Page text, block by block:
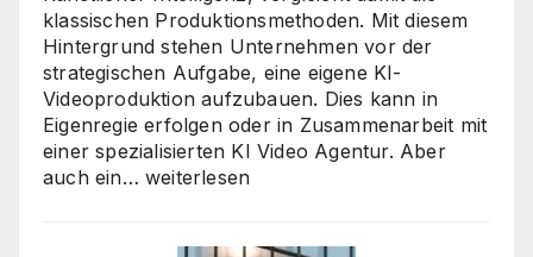
klassischen Produktionsmethoden. Mit diesem
Hintergrund stehen Unternehmen vor der
strategischen Aufgabe, eine eigene KI-
Videoproduktion aufzubauen. Dies kann in
Eigenregie erfolgen oder in Zusammenarbeit mit
einer spezialisierten KI Video Agentur. Aber
auch ein… KI
weiterlesen